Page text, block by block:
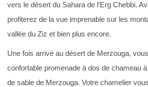
vers le désert du Sahara de l’Erg Chebbi.
profiterez de la vue imprenable sur les
vallée du Ziz et bien plus encore.
Une fois arrivé au désert de Merzouga,
confortable promenade à dos de chameau
de sable de Merzouga. Votre chamelier